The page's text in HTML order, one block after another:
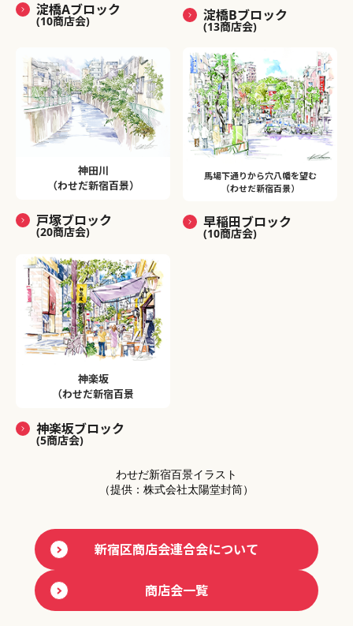
淀橋Aブロック
(10商店会) 淀橋Bブロック
(13商店会)
神田川
（わせだ新宿百景）
戸塚ブロック
(20商店会)
馬場下通りから穴八幡を望む
（わせだ新宿百景）
早稲田ブロック
(10商店会)
神楽坂
（わせだ新宿百景
神楽坂ブロック
(5商店会)
わせだ新宿百景イラスト
（提供：株式会社太陽堂封筒）
新宿区商店会連合会について
商店会一覧